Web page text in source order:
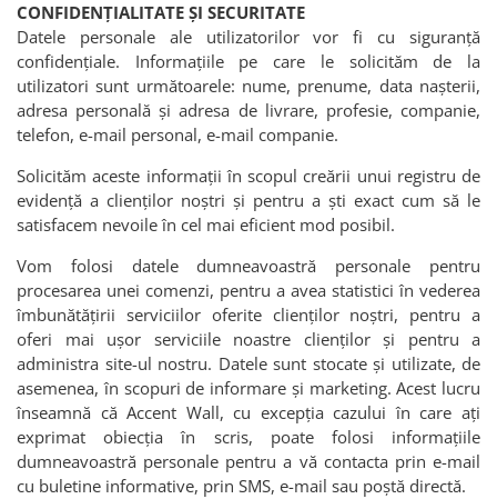
CONFIDENȚIALITATE ȘI SECURITATE
Datele personale ale utilizatorilor vor fi cu siguranță
confidențiale. Informațiile pe care le solicităm de la
utilizatori sunt următoarele: nume, prenume, data nașterii,
adresa personală și adresa de livrare, profesie, companie,
telefon, e-mail personal, e-mail companie.
Solicităm aceste informații în scopul creării unui registru de
evidență a clienților noștri și pentru a ști exact cum să le
satisfacem nevoile în cel mai eficient mod posibil.
Vom folosi datele dumneavoastră personale pentru
procesarea unei comenzi, pentru a avea statistici în vederea
îmbunătățirii serviciilor oferite clienților noștri, pentru a
oferi mai ușor serviciile noastre clienților și pentru a
administra site-ul nostru. Datele sunt stocate și utilizate, de
asemenea, în scopuri de informare și marketing. Acest lucru
înseamnă că Accent Wall, cu excepția cazului în care ați
exprimat obiecția în scris, poate folosi informațiile
dumneavoastră personale pentru a vă contacta prin e-mail
cu buletine informative, prin SMS, e-mail sau poștă directă.